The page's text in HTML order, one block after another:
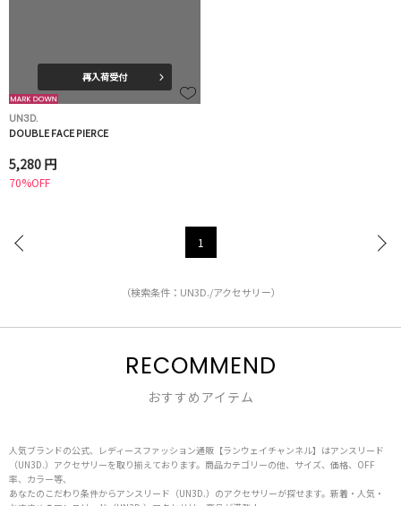
再入荷受付
UN3D.
DOUBLE FACE PIERCE
5,280 円
70%OFF
1
（検索条件：UN3D./アクセサリー）
RECOMMEND
おすすめアイテム
人気ブランドの公式、レディースファッション通販【ランウェイチャンネル】はアンスリード
（UN3D.）アクセサリーを取り揃えております。商品カテゴリーの他、サイズ、価格、OFF
率、カラー等、
あなたのこだわり条件からアンスリード（UN3D.）のアクセサリーが探せます。新着・人気・